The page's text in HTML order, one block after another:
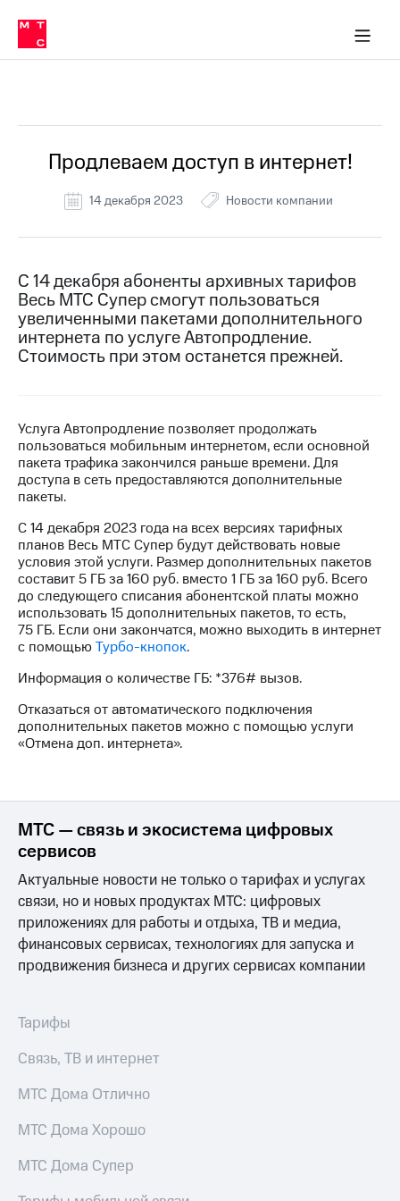
связь
Сервисы и подписки
30% на связь
кабинеты
Мобильная
и
Спутниковое
ТВ
Деньги
связь
Перенести
номер
в МТС
Тарифы
Роуминг
Семейная
Заказать
SIM-
карту
Оформить
eSIM
SIM-
для
иностранцев
Оформить
чистый
Выбрать
номер
Заменить
SIM-
карту
Перейти
eSIM
ТВ
тарифом
Тарифы
Интернет,
ТВ и телефон
для дома
в МТС
Услуги
Роуминг
кабинет
Скачать
приложение
Мой
МТС
Акции
Тарифы
RED,
РИИЛ
Супер
дешевле
при
оплате
с карты
МТС
Деньги
Выберите
ТВ
с выгодным
тарифом
Интернет,
для дома
Услуги
Личный
кабинет
интернета
и
ТВ
приложение
МТС
Акции
Видеонаблюдение
Продлеваем доступ в интернет!
14 декабря 2023 Новости компании
С 14 декабря абоненты архивных тарифов
Весь МТС Супер смогут пользоваться
увеличенными пакетами дополнительного
интернета по услуге Автопродление.
Стоимость при этом останется прежней.
Услуга Автопродление позволяет продолжать
пользоваться мобильным интернетом, если основной
пакета трафика закончился раньше времени. Для
доступа в сеть предоставляются дополнительные
пакеты.
С 14 декабря 2023 года на всех версиях тарифных
планов Весь МТС Супер будут действовать новые
условия этой услуги. Размер дополнительных пакетов
составит 5 ГБ за 160 руб. вместо 1 ГБ за 160 руб. Всего
до следующего списания абонентской платы можно
использовать 15 дополнительных пакетов, то есть,
75 ГБ. Если они закончатся, можно выходить в интернет
с помощьюТурбо-кнопок.
Информация о количестве ГБ: *376# вызов.
Отказаться от автоматического подключения
дополнительных пакетов можно с помощью услуги
«Отмена доп. интернета».
МТС — связь и экосистема цифровых
сервисов
Актуальные новости не только о тарифах и услугах
связи, но и новых продуктах МТС: цифровых
приложениях для работы и отдыха, ТВ и медиа,
финансовых сервисах, технологиях для запуска и
продвижения бизнеса и других сервисах компании
Тарифы
Связь, ТВ и интернет
МТС Дома Отлично
МТС Дома Хорошо
МТС Дома Супер